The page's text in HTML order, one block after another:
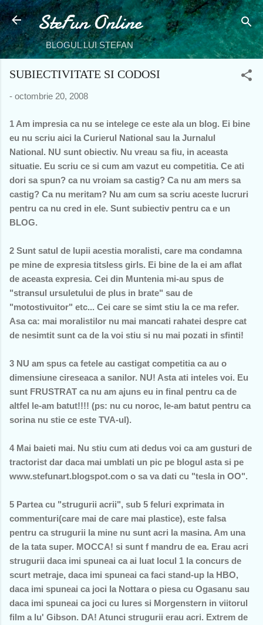
Treceți la conținutul principal
SteFun Online
BLOGUL LUI STEFAN
SUBIECTIVITATE SI CODOSI
- octombrie 20, 2008
1 Am impresia ca nu se intelege ce este ala un blog. Ei bine
eu nu scriu aici la Curierul National sau la Jurnalul
National. NU sunt obiectiv. Nu vreau sa fiu, in aceasta
situatie. Eu scriu ce si cum am vazut eu competitia. Ce ati
dori sa spun? ca nu vroiam sa castig? Ca nu am mers sa
castig? Ca nu meritam? Nu am cum sa scriu aceste lucruri
pentru ca nu cred in ele. Sunt subiectiv pentru ca e un
BLOG.
2 Sunt satul de lupii acestia moralisti, care ma condamna
pe mine de expresia titsless girls. Ei bine de la ei am aflat
de aceasta expresia. Cei din Muntenia mi-au spus de
"stransul ursuletului de plus in brate" sau de
"motostivuitor" etc... Cei care se simt stiu la ce ma refer.
Asa ca: mai moralistilor nu mai mancati rahatei despre cat
de nesimtit sunt ca de la voi stiu si nu mai pozati in sfinti!
3 NU am spus ca fetele au castigat competitia ca au o
dimensiune cireseaca a sanilor. NU! Asta ati inteles voi. Eu
sunt FRUSTRAT ca nu am ajuns eu in final pentru ca de
altfel le-am batut!!!! (ps: nu cu noroc, le-am batut pentru ca
sorina nu stie ce este TVA-ul).
4 Mai baieti mai. Nu stiu cum ati dedus voi ca am gusturi de
tractorist dar daca mai umblati un pic pe blogul asta si pe
www.stefunart.blogspot.com o sa va dati cu "tesla in OO".
5 Partea cu "strugurii acrii", sub 5 feluri exprimata in
commenturi(care mai de care mai plastice), este falsa
pentru ca strugurii la mine nu sunt acri la masina. Am una
de la tata super. MOCCA! si sunt f mandru de ea. Erau acri
strugurii daca imi spuneai ca ai luat locul 1 la concurs de
scurt metraje, daca imi spuneai ca faci stand-up la HBO,
daca imi spuneai ca joci la Nottara o piesa cu Ogasanu sau
daca imi spuneai ca joci cu Iures si Morgenstern in viitorul
film a lu' Gibson. DA! Atunci strugurii erau acri. Extrem de